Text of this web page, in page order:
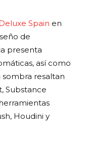
Spain en
de
presenta
así como
resaltan
Substance
Houdini y